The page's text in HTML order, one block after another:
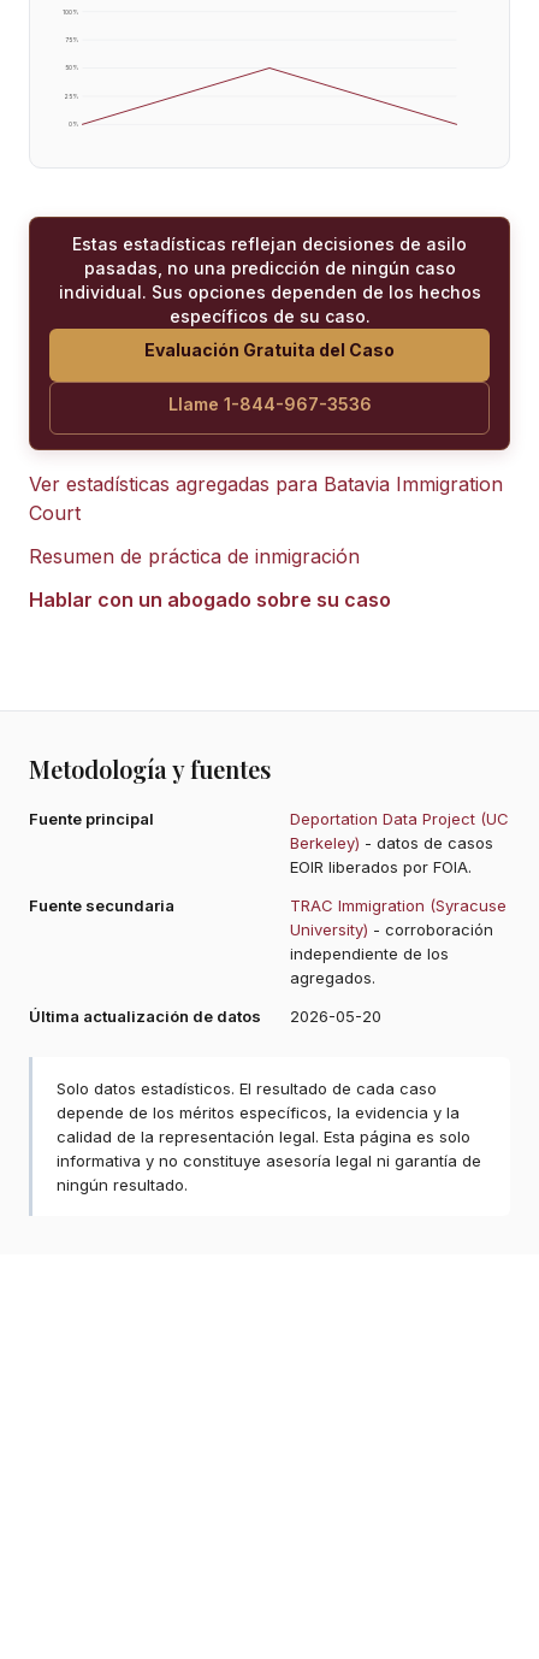
0%
25%
50%
75%
100%
Estas estadísticas reflejan decisiones de asilo
pasadas, no una predicción de ningún caso
individual. Sus opciones dependen de los hechos
específicos de su caso.
Evaluación Gratuita del Caso
Llame 1-844-967-3536
Ver estadísticas agregadas para Batavia Immigration
Court
Resumen de práctica de inmigración
Hablar con un abogado sobre su caso
Metodología y fuentes
Fuente principal
Deportation Data Project (UC
Berkeley) - datos de casos
EOIR liberados por FOIA.
Fuente secundaria
TRAC Immigration (Syracuse
University) - corroboración
independiente de los
agregados.
Última actualización de datos
2026-05-20
Solo datos estadísticos. El resultado de cada caso
depende de los méritos específicos, la evidencia y la
calidad de la representación legal. Esta página es solo
informativa y no constituye asesoría legal ni garantía de
ningún resultado.